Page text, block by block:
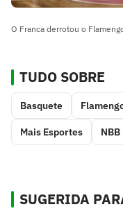
O Franca derrotou o
TUDO SOBRE
Basquete
Mais Esportes NBB
SUGERIDA